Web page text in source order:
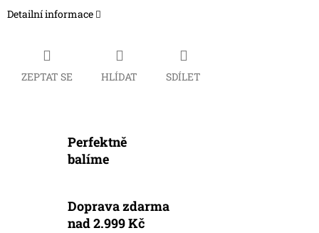
Detailní informace
ZEPTAT SE HLÍDAT SDÍLET
Perfektně
balíme
Doprava zdarma
nad 2.999 Kč